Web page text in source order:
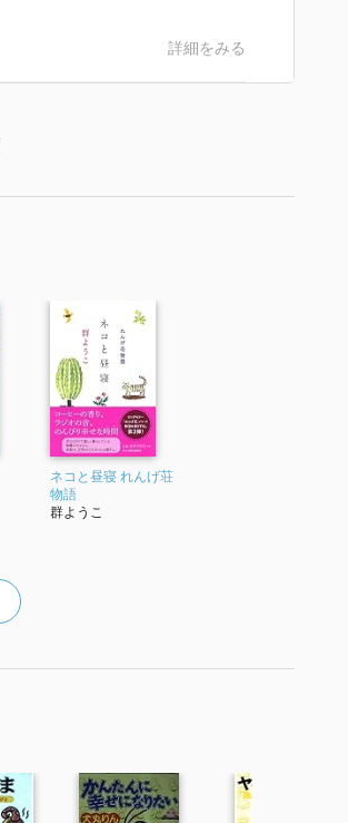
詳細をみる
ネコと昼寝 れんげ荘
物語
群ようこ